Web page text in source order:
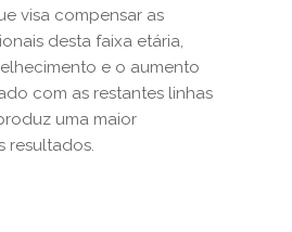
visa compensar as
desta faixa etária,
e o aumento
com as restantes linhas
uma maior
resultados.